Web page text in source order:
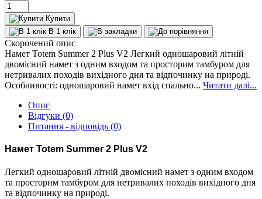
Купити
В 1 клік
Скорочений опис
Намет Totem Summer 2 Plus V2 Легкий одношаровий літній
двомісний намет з одним входом та просторим тамбуром для
нетривалих походів вихідного дня та відпочинку на природі.
Особливості: одношаровий намет вхід спально... Читати далі...
Опис
Відгуки (0)
Питання - відповідь (0)
Намет Totem Summer 2 Plus V2
Легкий одношаровий літній двомісний намет з одним входом
та просторим тамбуром для нетривалих походів вихідного дня
та відпочинку на природі.